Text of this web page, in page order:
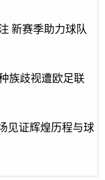
新赛季助力球队
族歧视遭欧足联
见证辉煌历程与球